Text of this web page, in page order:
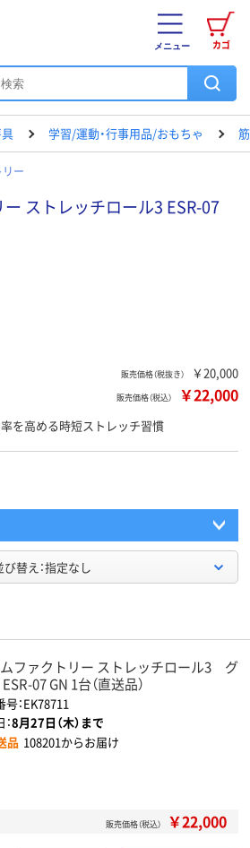
カゴ
メニュー
学習/運動・行事用品/おもちゃ
ー
ストレッチロール3 ESR-07
販売価格（税抜き） ￥20,000
販売価格（税込） ￥22,000
率を高める時短ストレッチ習慣
び替え：指定なし
ムファクトリー ストレッチロール3 グ
07 GN 1台（直送品）
：EK78711
8月27日（木）まで
品 108201からお届け
販売価格（税込） ￥22,000